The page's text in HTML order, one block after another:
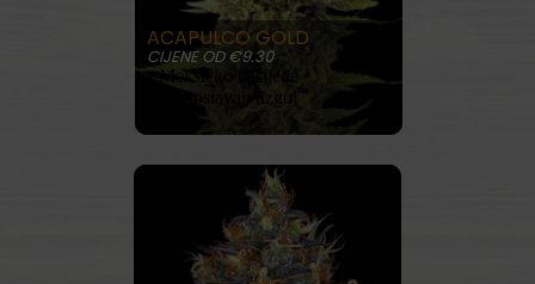
ACAPULCO GOLD
CIJENE OD €9.30
• Meksičko nasljeđe
• Jednostavan uzgoj